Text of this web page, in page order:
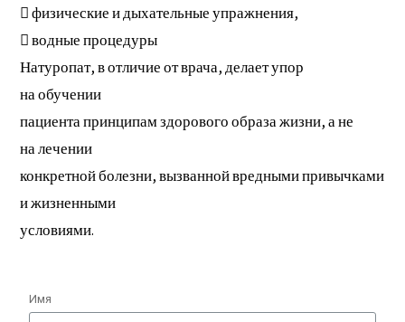
 физические и дыхательные упражнения,
 водные процедуры
Натуропат, в отличие от врача, делает упор
на обучении
пациента принципам здорового образа жизни, а не
на лечении
конкретной болезни, вызванной вредными привычками
и жизненными
условиями.
Имя